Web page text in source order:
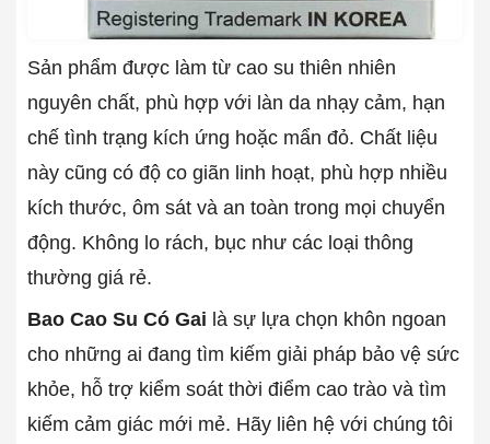
Sản phẩm được làm từ cao su thiên nhiên
nguyên chất, phù hợp với làn da nhạy cảm, hạn
chế tình trạng kích ứng hoặc mẩn đỏ. Chất liệu
này cũng có độ co giãn linh hoạt, phù hợp nhiều
kích thước, ôm sát và an toàn trong mọi chuyển
động. Không lo rách, bục như các loại thông
thường giá rẻ.
Bao Cao Su Có Gai là sự lựa chọn khôn ngoan
cho những ai đang tìm kiếm giải pháp bảo vệ sức
khỏe, hỗ trợ kiểm soát thời điểm cao trào và tìm
kiếm cảm giác mới mẻ. Hãy liên hệ với chúng tôi